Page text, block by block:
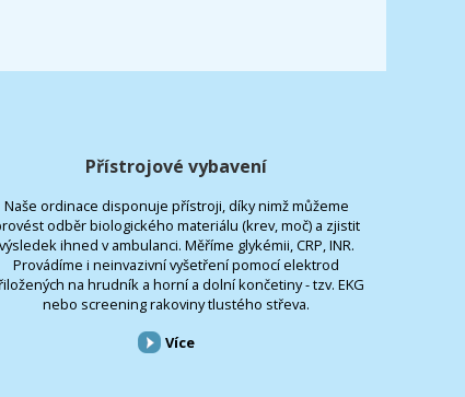
Přístrojové vybavení
Naše ordinace disponuje přístroji, díky nimž můžeme
odběr biologického materiálu (krev, moč) a zjistit
výsledek ihned v ambulanci. Měříme glykémii, CRP, INR.
Provádíme i neinvazivní vyšetření pomocí elektrod
na hrudník a horní a dolní končetiny - tzv. EKG
nebo screening rakoviny tlustého střeva.
Více